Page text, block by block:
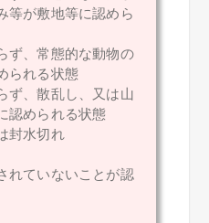
等が敷地等に認めら
ず、常態的な動物の
られる状態
ず、散乱し、又は山
認められる状態
封水切れ
れていないことが認